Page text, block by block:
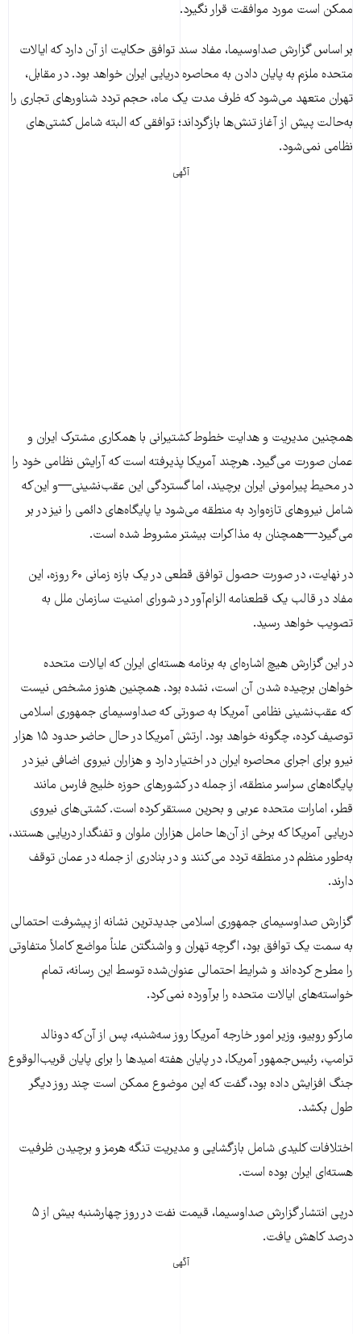
ممکن است مورد موافقت قرار نگیرد.
بر اساس گزارش صداوسیما، مفاد سند توافق حکایت از آن دارد که ایالات
متحده ملزم به پایان دادن به محاصره دریایی ایران خواهد بود. در مقابل،
تهران متعهد می‌شود که ظرف مدت یک ماه، حجم تردد شناورهای تجاری را
به‌حالت پیش از آغاز تنش‌ها بازگرداند؛ توافقی که البته شامل کشتی‌های
نظامی نمی‌شود.
آگهی
همچنین مدیریت و هدایت خطوط کشتیرانی با همکاری مشترک ایران و
عمان صورت می‌گیرد. هرچند آمریکا پذیرفته است که آرایش نظامی خود را
در محیط پیرامونی ایران برچیند، اما گستردگی این عقب‌نشینی—و این‌که
شامل نیروهای تازه‌وارد به منطقه می‌شود یا پایگاه‌های دائمی را نیز در بر
می‌گیرد—همچنان به مذاکرات بیشتر مشروط شده است.
در نهایت، در صورت حصول توافق قطعی در یک بازه زمانی ۶۰ روزه، این
مفاد در قالب یک قطعنامه الزام‌آور در شورای امنیت سازمان ملل به
تصویب خواهد رسید.
در این گزارش هیچ اشاره‌ای به برنامه هسته‌ای ایران که ایالات متحده
خواهان برچیده شدن آن است، نشده بود. همچنین هنوز مشخص نیست
که عقب‌نشینی نظامی آمریکا به صورتی که صداوسیمای جمهوری اسلامی
توصیف کرده، چگونه خواهد بود. ارتش آمریکا در حال حاضر حدود ۱۵ هزار
نیرو برای اجرای محاصره ایران در اختیار دارد و هزاران نیروی اضافی نیز در
پایگاه‌های سراسر منطقه، از جمله در کشورهای حوزه خلیج فارس مانند
قطر، امارات متحده عربی و بحرین مستقر کرده است. کشتی‌های نیروی
دریایی آمریکا که برخی از آن‌ها حامل هزاران ملوان و تفنگدار دریایی هستند،
به‌طور منظم در منطقه تردد می‌کنند و در بنادری از جمله در عمان توقف
دارند.
گزارش صداوسیمای جمهوری اسلامی جدیدترین نشانه از پیشرفت احتمالی
به سمت یک توافق بود، اگرچه تهران و واشنگتن علناً مواضع کاملاً متفاوتی
را مطرح کرده‌اند و شرایط احتمالی عنوان‌شده توسط این رسانه، تمام
خواسته‌های ایالات متحده را برآورده نمی‌کرد.
مارکو روبیو، وزیر امور خارجه آمریکا روز سه‌شنبه، پس از آن‌که دونالد
ترامپ، رئیس‌جمهور آمریکا، در پایان هفته امیدها را برای پایان قریب‌الوقوع
جنگ افزایش داده بود، گفت که این موضوع ممکن است چند روز دیگر
طول بکشد.
اختلافات کلیدی شامل بازگشایی و مدیریت تنگه هرمز و برچیدن ظرفیت
هسته‌ای ایران بوده است.
درپی انتشار گزارش صداوسیما، قیمت نفت در روز چهارشنبه بیش از ۵
درصد کاهش یافت.
آگهی